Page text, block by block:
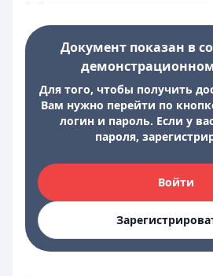
Документ показан в
Для того, чтобы получить
Вам нужно перейти по
логин и пароль. Если у
пароля,
Войти